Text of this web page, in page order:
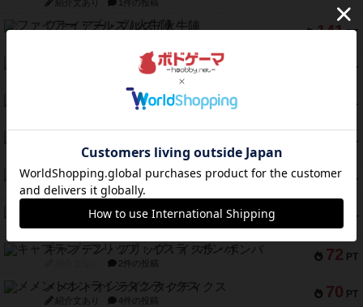
紹介文あり 1件の投稿
141 PT
ファイアー・ブルズ / 火牛陣
PT
ワン・トゥ・ファイブ
1件の投稿
PT
トランスオリエント・エクスプレス
PT
紹介文なし 2件の投稿
118 PT
エコーズ・オブ・タイム
紹介文なし 8件の投稿
PT
南北戦争
72 PT
キャプテン・フリップ：イスラ・ボンバ
2件の投稿
70 PT
メメントオンラインタクティクス
紹介文あり 4件の投稿